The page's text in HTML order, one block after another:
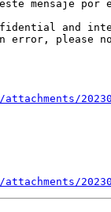
mensaje por
and
error, please